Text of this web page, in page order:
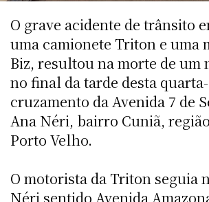
O grave acidente de trânsito
uma camionete Triton e uma
Biz, resultou na morte de um
no final da tarde desta
cruzamento da Avenida 7 de
Ana Néri, bairro Cuniã,
Porto Velho.
O motorista da Triton seguia
Néri sentido Avenida